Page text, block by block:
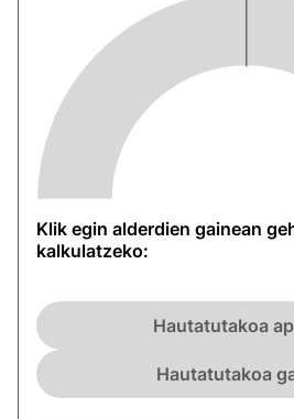
Klik egin alderdien gainean
kalkulatzeko:
Hautatutakoa
Hautatutakoa